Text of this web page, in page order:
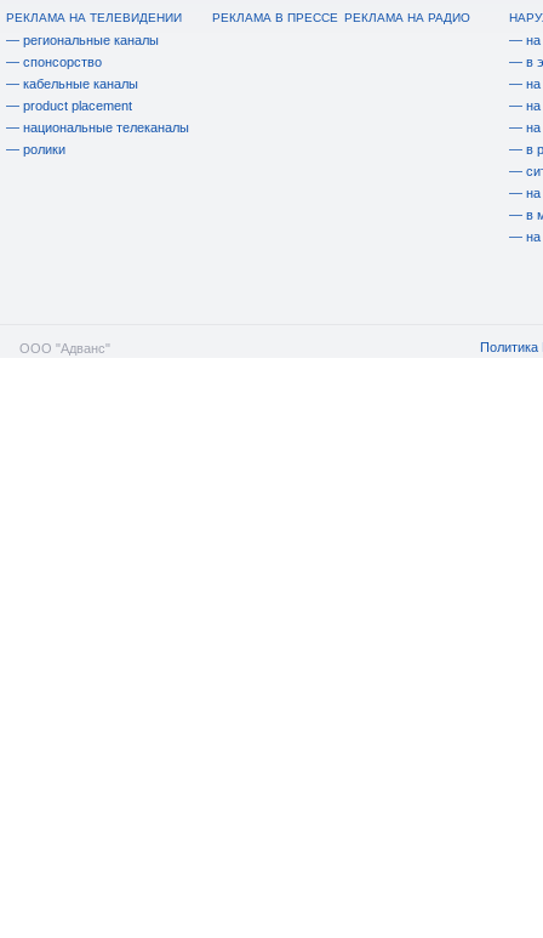
РЕКЛАМА НА ТЕЛЕВИДЕНИИ
— региональные каналы
— спонсорство
— кабельные каналы
— product placement
— национальные телеканалы
— ролики
РЕКЛАМА В ПРЕССЕ РЕКЛАМА НА РАДИО
— на
— в
— на
— на
— на
— в
—
— на
— в
— на
ООО "Адванс" Политика